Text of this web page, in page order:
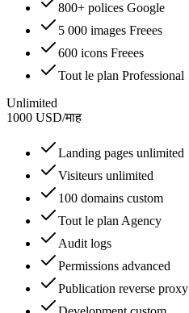
800+ polices Google
5 000 images Freees
600 icons Freees
Tout le plan Professional
Unlimited
1000 USD/माह
Landing pages unlimited
Visiteurs unlimited
100 domains custom
Tout le plan Agency
Audit logs
Permissions advanced
Publication reverse proxy